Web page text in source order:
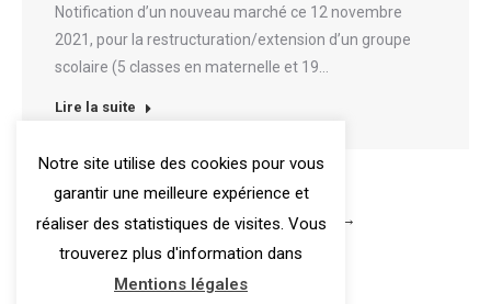
Notification d’un nouveau marché ce 12 novembre
2021, pour la restructuration/extension d’un groupe
scolaire (5 classes en maternelle et 19…
Lire la suite
← 1 2 3 4 →
Notre site utilise des cookies pour vous
garantir une meilleure expérience et
réaliser des statistiques de visites. Vous
trouverez plus d'information dans
Mentions légales